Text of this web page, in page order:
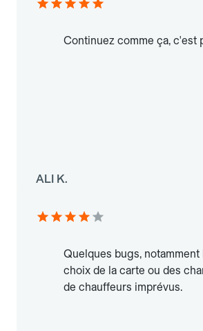
Continuez comme ça, c'est
ALI K.
Quelques bugs, notamment
choix de la carte ou des
de chauffeurs imprévus.